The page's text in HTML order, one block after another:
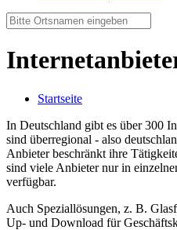
Startseite
In Deutschland gibt es über 300
sind überregional - also
Anbieter beschränkt ihre
sind viele Anbieter nur in
verfügbar.
Auch Speziallösungen, z. B.
Up- und Download für